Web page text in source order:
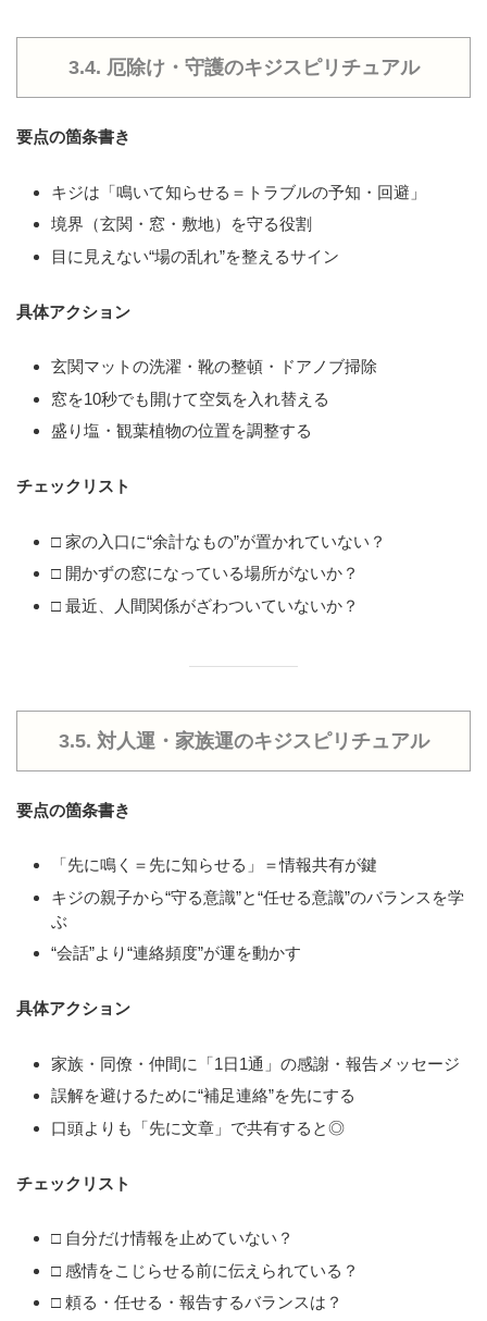
3.4. 厄除け・守護のキジスピリチュアル
要点の箇条書き
キジは「鳴いて知らせる＝トラブルの予知・回避」
境界（玄関・窓・敷地）を守る役割
目に見えない“場の乱れ”を整えるサイン
具体アクション
玄関マットの洗濯・靴の整頓・ドアノブ掃除
窓を10秒でも開けて空気を入れ替える
盛り塩・観葉植物の位置を調整する
チェックリスト
□ 家の入口に“余計なもの”が置かれていない？
□ 開かずの窓になっている場所がないか？
□ 最近、人間関係がざわついていないか？
3.5. 対人運・家族運のキジスピリチュアル
要点の箇条書き
「先に鳴く＝先に知らせる」＝情報共有が鍵
キジの親子から“守る意識”と“任せる意識”のバランスを学
ぶ
“会話”より“連絡頻度”が運を動かす
具体アクション
家族・同僚・仲間に「1日1通」の感謝・報告メッセージ
誤解を避けるために“補足連絡”を先にする
口頭よりも「先に文章」で共有すると◎
チェックリスト
□ 自分だけ情報を止めていない？
□ 感情をこじらせる前に伝えられている？
□ 頼る・任せる・報告するバランスは？